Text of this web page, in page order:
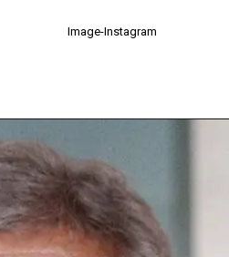
Image-Instagram